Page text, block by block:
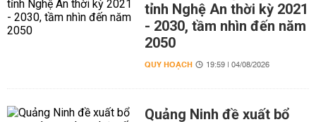
tỉnh Nghệ An thời kỳ 2021
- 2030, tầm nhìn đến năm
2050
QUY HOẠCH 19:59 | 04/08/2026
Quảng Ninh đề xuất bổ